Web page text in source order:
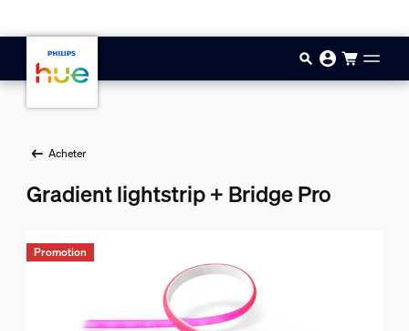
Acheter
Gradient lightstrip + Bridge Pro
Promotion